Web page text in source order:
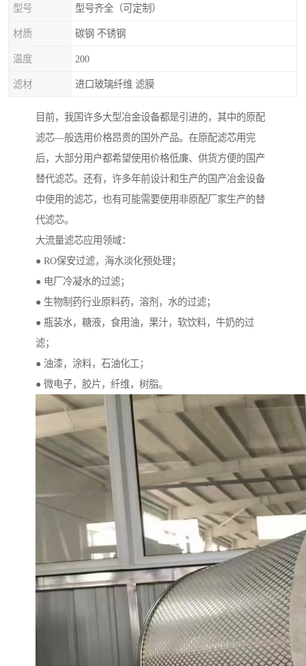
型号 型号齐全（可定制）
材质 碳钢 不锈钢
温度 200
滤材 进口玻璃纤维 滤膜
目前，我国许多大型冶金设备都是引进的，其中的原配
滤芯—般选用价格昂贵的国外产品。在原配滤芯用完
后，大部分用户都希望使用价格低廉、供货方便的国产
替代滤芯。还有，许多年前设计和生产的国产冶金设备
中使用的滤芯，也有可能需要使用非原配厂家生产的替
代滤芯。
大流量滤芯应用领域：
● RO保安过滤，海水淡化预处理；
● 电厂冷凝水的过滤；
● 生物制药行业原料药，溶剂，水的过滤；
● 瓶装水，糖液，食用油，果汁，软饮料，牛奶的过
滤；
● 油漆，涂料，石油化工；
● 微电子，胶片，纤维，树脂。